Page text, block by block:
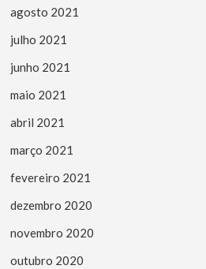
agosto 2021
julho 2021
junho 2021
maio 2021
abril 2021
março 2021
fevereiro 2021
dezembro 2020
novembro 2020
outubro 2020